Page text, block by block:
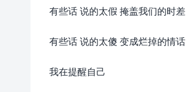
有些话 说的太假 掩盖我们的时差
有些话 说的太傻 变成烂掉的情话
我在提醒自己